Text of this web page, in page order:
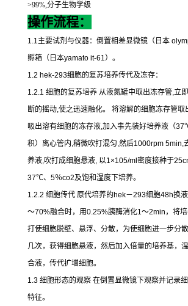
>99%,分子生物学级
操作流程：
1.1主要试剂与仪器：倒置相差显微镜（日本
孵箱（日本yamato it-61）。
1.2 hek-293细胞的复苏培养传代及冻存：
1.2.1 细胞的复苏培养 从液氮罐中取出冻存管,立
断的摇动,使之迅速融化。 将溶解的细胞冻存管取
吸出溶有细胞的冻存液,加入事先装好培养液（37
积）离心管内,稍微吹打混匀,然后1000rpm 5min,
养液,吹打成细胞悬液, 以1×105/ml 密度接种于
37℃、 5％co2及饱和湿度下培养。
1.2.2 细胞传代 原代培养的hek－293细胞48h换液
～70%融合时，用0.25%胰酶消化1～2min ，将
打使细胞脱壁、悬浮、分散，为使细胞进一步分
几次，获得细胞悬液，然后加入倍量的培养基，
合液，传代扩增细胞。
1.3 细胞形态的观察 在倒置显微镜下观察并记录
特征。